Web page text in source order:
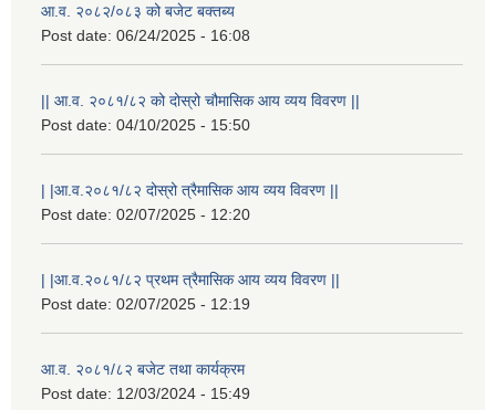
आ.व. २०८२/०८३ को बजेट बक्तब्य
Post date: 06/24/2025 - 16:08
|| आ.व. २०८१/८२ को दोस्रो चौमासिक आय व्यय विवरण ||
Post date: 04/10/2025 - 15:50
| |आ.व.२०८१/८२ दोस्रो त्रैमासिक आय व्यय विवरण ||
Post date: 02/07/2025 - 12:20
| |आ.व.२०८१/८२ प्रथम त्रैमासिक आय व्यय विवरण ||
Post date: 02/07/2025 - 12:19
आ.व. २०८१/८२ बजेट तथा कार्यक्रम
Post date: 12/03/2024 - 15:49